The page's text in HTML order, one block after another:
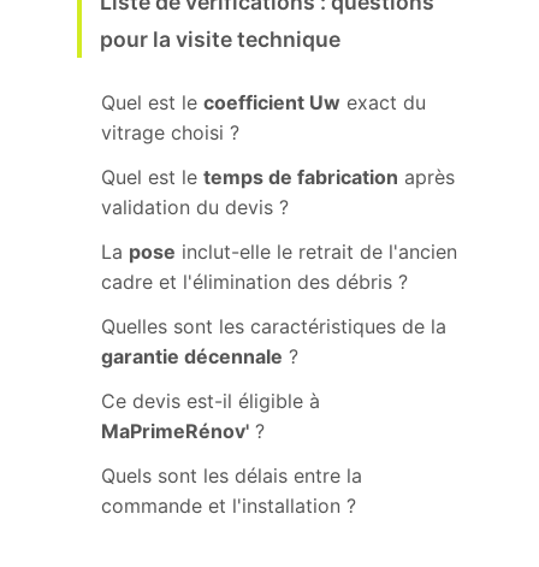
pour la visite technique
Quel est le coefficient Uw exact du
vitrage choisi ?
Quel est le temps de fabrication après
validation du devis ?
La pose inclut-elle le retrait de l'ancien
cadre et l'élimination des débris ?
Quelles sont les caractéristiques de la
garantie décennale ?
Ce devis est-il éligible à
MaPrimeRénov' ?
Quels sont les délais entre la
commande et l'installation ?